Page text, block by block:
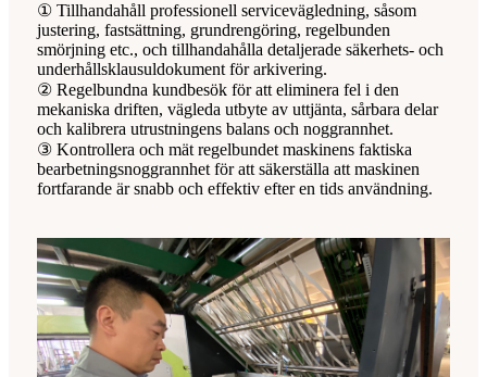
① Tillhandahåll professionell servicevägledning, såsom
justering, fastsättning, grundrengöring, regelbunden
smörjning etc., och tillhandahålla detaljerade säkerhets- och
underhållsklausuldokument för arkivering.
② Regelbundna kundbesök för att eliminera fel i den
mekaniska driften, vägleda utbyte av uttjänta, sårbara delar
och kalibrera utrustningens balans och noggrannhet.
③ Kontrollera och mät regelbundet maskinens faktiska
bearbetningsnoggrannhet för att säkerställa att maskinen
fortfarande är snabb och effektiv efter en tids användning.